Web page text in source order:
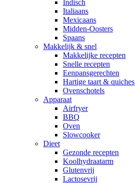
Indisch
Italiaans
Mexicaans
Midden-Oosters
Spaans
Makkelijk & snel
Makkelijke recepten
Snelle recepten
Eenpansgerechten
Hartige taart & quiches
Ovenschotels
Apparaat
Airfryer
BBQ
Oven
Slowcooker
Dieet
Gezonde recepten
Koolhydraatarm
Glutenvrij
Lactosevrij